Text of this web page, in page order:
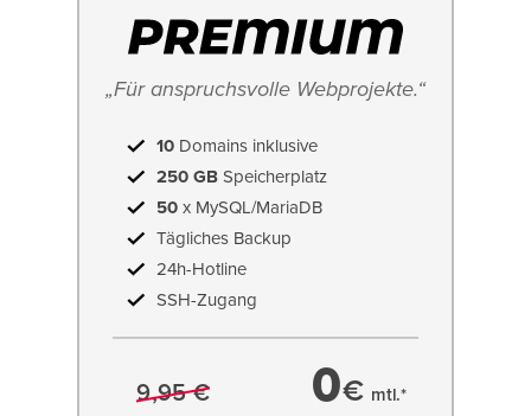
„Für anspruchsvolle Webprojekte.“
10 Domains inklusive
250 GB Speicherplatz
50 x MySQL/MariaDB
Tägliches Backup
24h-Hotline
SSH-Zugang
9,95 € 0€ mtl.*